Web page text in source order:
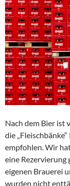
Nach dem Bier ist
die
empfohlen. Wir
eine Rezervierung
eigenen Brauerei
wurden nicht